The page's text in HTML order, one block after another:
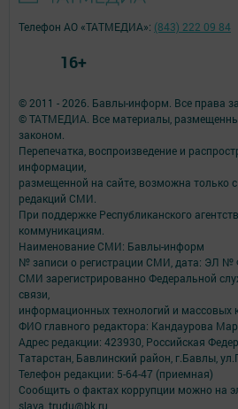
© 2011 - 2026. Бавлы-информ. Все права
© ТАТМЕДИА. Все материалы,
законом.
Перепечатка, воспроизведение и
информации,
размещенной на сайте, возможна только
редакций СМИ.
При поддержке Республиканского
коммуникациям.
Наименование СМИ: Бавлы-информ
№ записи о регистрации СМИ, дата: ЭЛ №
СМИ зарегистрированно Федеральной
связи,
информационных технологий и массовых
ФИО главного редактора: Кандаурова
Адрес редакции: 423930, Российская
Татарстан, Бавлинский район, г.Бавлы,
Телефон редакции: 5-64-47 (приемная)
Сообщить о фактах коррупции можно на
slava_trudu@bk.ru
Телефон АО «ТАТМЕДИА»: (843) 222 09 84
16+